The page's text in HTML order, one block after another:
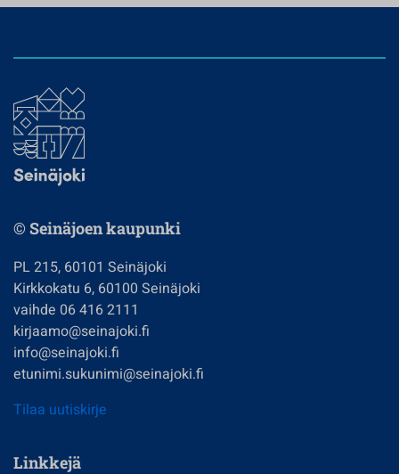
© Seinäjoen kaupunki
PL 215, 60101 Seinäjoki
Kirkkokatu 6, 60100 Seinäjoki
vaihde 06 416 2111
kirjaamo@seinajoki.fi
info@seinajoki.fi
etunimi.sukunimi@seinajoki.fi
Tilaa uutiskirje
Linkkejä